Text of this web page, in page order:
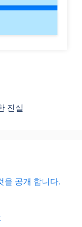
진실
을 공개 합니다.